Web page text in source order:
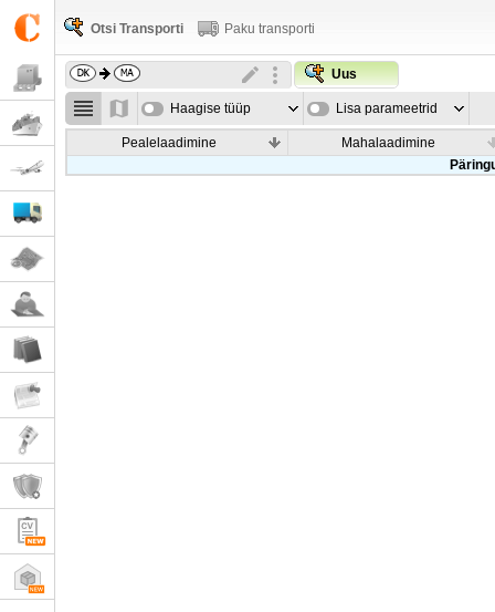
Otsi Transporti Paku transporti
Uus
Haagise tüüp Lisa parameetrid
Pealelaadimine
Mahalaadimine